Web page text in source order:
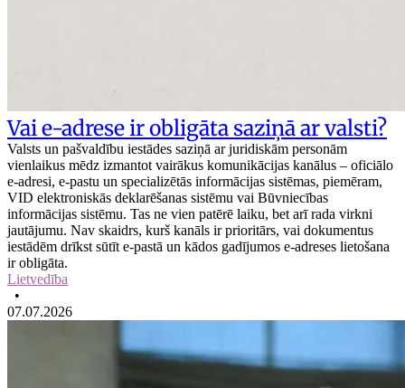
Vai e-adrese ir obligāta saziņā ar valsti?
Valsts un pašvaldību iestādes saziņā ar juridiskām personām
vienlaikus mēdz izmantot vairākus komunikācijas kanālus – oficiālo
e-adresi, e-pastu un specializētās informācijas sistēmas, piemēram,
VID elektroniskās deklarēšanas sistēmu vai Būvniecības
informācijas sistēmu. Tas ne vien patērē laiku, bet arī rada virkni
jautājumu. Nav skaidrs, kurš kanāls ir prioritārs, vai dokumentus
iestādēm drīkst sūtīt e-pastā un kādos gadījumos e-adreses lietošana
ir obligāta.
Lietvedība
•
07.07.2026